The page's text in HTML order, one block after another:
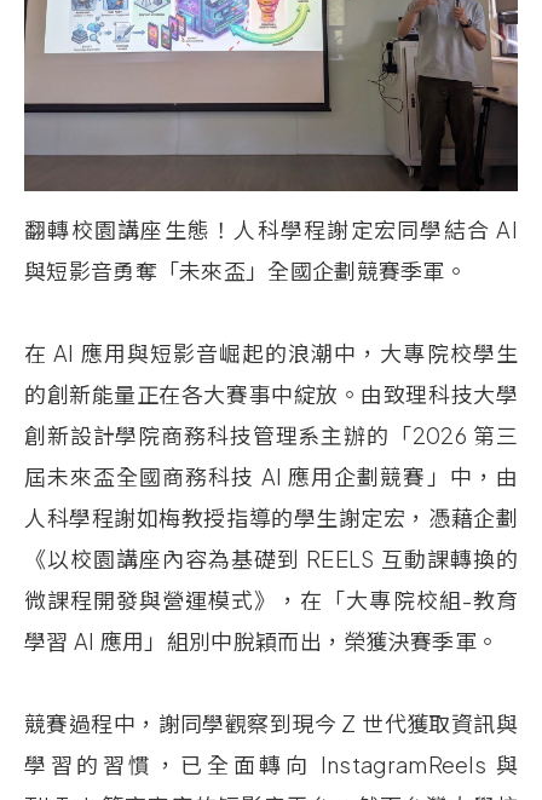
翻轉校園講座生態！人科學程謝定宏同學結合 AI
與短影音勇奪「未來盃」全國企劃競賽季軍。
在 AI 應用與短影音崛起的浪潮中，大專院校學生
的創新能量正在各大賽事中綻放。由致理科技大學
創新設計學院商務科技管理系主辦的「2026 第三
屆未來盃全國商務科技 AI 應用企劃競賽」中，由
人科學程謝如梅教授指導的學生謝定宏，憑藉企劃
《以校園講座內容為基礎到 REELS 互動課轉換的
微課程開發與營運模式》，在「大專院校組-教育
學習 AI 應用」組別中脫穎而出，榮獲決賽季軍。
競賽過程中，謝同學觀察到現今 Z 世代獲取資訊與
學習的習慣，已全面轉向 InstagramReels 與